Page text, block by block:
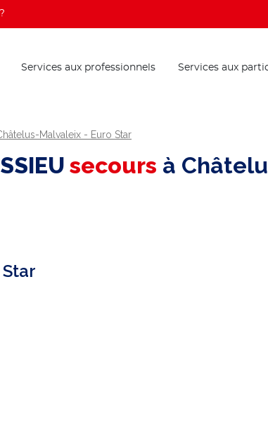
Services aux professionnels Services aux
Malvaleix - Euro Star
secours à